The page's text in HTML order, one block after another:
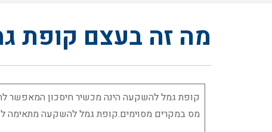
מה זה בעצם קופת
קופת גמל להשקעה הינה מכשיר חיסכון המאפשר
מס במקרים מסוימים.קופת גמל להשקעה מתאימה